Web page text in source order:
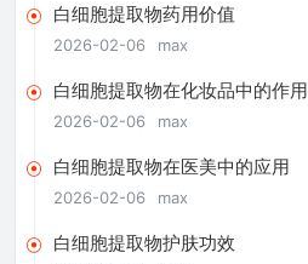
白细胞提取物药用价值
2026-02-06 max
白细胞提取物在化妆品中的作用
2026-02-06 max
白细胞提取物在医美中的应用
2026-02-06 max
白细胞提取物护肤功效